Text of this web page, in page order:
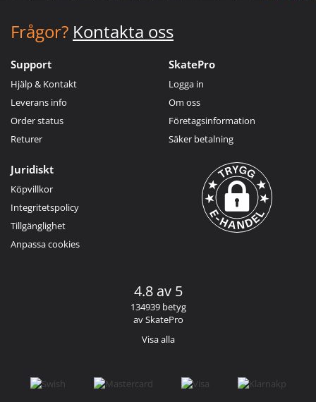
Frågor? Kontakta oss
Support
Hjälp & Kontakt
Leverans info
Order status
Returer
SkatePro
Logga in
Om oss
Företagsinformation
Säker betalning
Juridiskt
Köpvillkor
Integritetspolicy
Tillgänglighet
Anpassa cookies
4.8 av 5
134939 betyg
av SkatePro
Visa alla